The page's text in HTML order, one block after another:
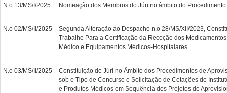
N.o 13/MS/I/2025 Nomeação dos Membros do Júri no âmbito do
N.o 02/MS/II/2025
Segunda Alteração ao Despacho n.o 28/MS/XII/2023,
Trabalho Para a Certificação da Receção dos
Médico e Equipamentos Médicos-Hospitalares
N.o 03/MS/II/2025
Constituição de Júri no Âmbito dos Procedimentos de
sob o Tipo de Concurso e Solicitação de Cotações do
e Produtos Médicos em Sequência dos Projetos de